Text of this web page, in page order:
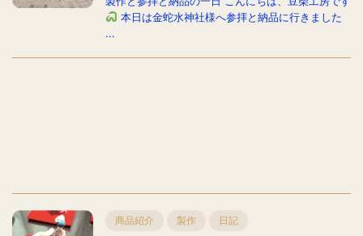
本日は金蛇水神社様へ参拝と納品に行きました
...
商品紹介 製作 日記